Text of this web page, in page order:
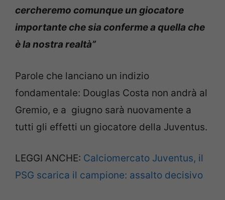
cercheremo comunque un giocatore
importante che sia conferme a quella che
è la nostra realtà”
Parole che lanciano un indizio
fondamentale: Douglas Costa non andrà al
Gremio, e a giugno sarà nuovamente a
tutti gli effetti un giocatore della Juventus.
LEGGI ANCHE: Calciomercato Juventus, il
PSG scarica il campione: assalto decisivo